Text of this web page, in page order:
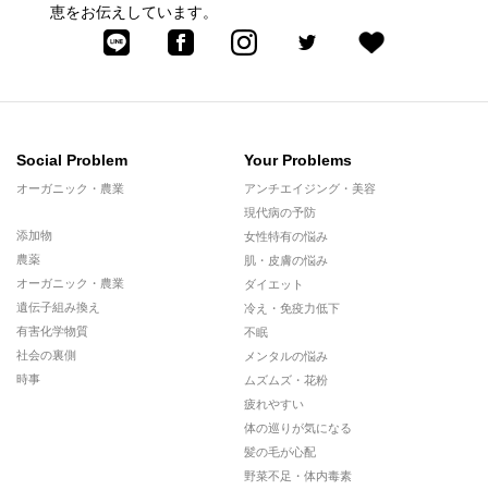
恵をお伝えしています。
Social Problem
オーガニック・農業
添加物
農薬
オーガニック・農業
遺伝子組み換え
有害化学物質
社会の裏側
時事
Your Problems
アンチエイジング・美容
現代病の予防
女性特有の悩み
肌・皮膚の悩み
ダイエット
冷え・免疫力低下
不眠
メンタルの悩み
ムズムズ・花粉
疲れやすい
体の巡りが気になる
髪の毛が心配
野菜不足・体内毒素